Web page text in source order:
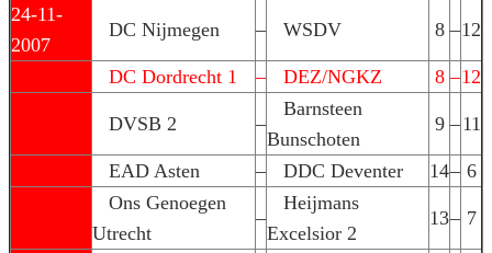
24-11-
2007
DC Nijmegen – WSDV 8 –12
DC Dordrecht 1 – DEZ/NGKZ 8 –12
DVSB 2 –
Barnsteen
Bunschoten
9 –11
EAD Asten – DDC Deventer 14– 6
Ons Genoegen
Utrecht
–
Heijmans
Excelsior 2
13– 7